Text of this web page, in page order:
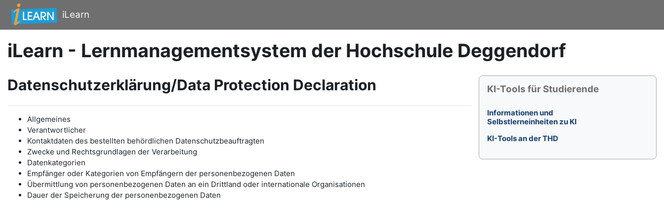
Zum Hauptinhalt
iLearn
iLearn - Lernmanagementsystem der Hochschule Deggendorf
Datenschutzerklärung/Data Protection Declaration
Allgemeines
Verantwortlicher
Kontaktdaten des bestellten behördlichen Datenschutzbeauftragten
Zwecke und Rechtsgrundlagen der Verarbeitung
Datenkategorien
Empfänger oder Kategorien von Empfängern der personenbezogenen Daten
Übermittlung von personenbezogenen Daten an ein Drittland oder internationale Organisationen
Dauer der Speicherung der personenbezogenen Daten
Blöcke
KI-Tools für Studierende überspringen
KI-Tools für Studierende
Informationen und
Selbstlerneinheiten zu KI
KI-Tools an der THD